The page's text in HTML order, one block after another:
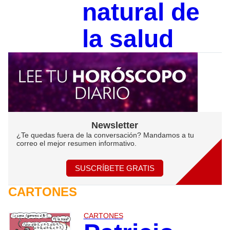
natural de
la salud
Newsletter
¿Te quedas fuera de la conversación? Mandamos a tu
correo el mejor resumen informativo.
SUSCRÍBETE GRATIS
CARTONES
CARTONES